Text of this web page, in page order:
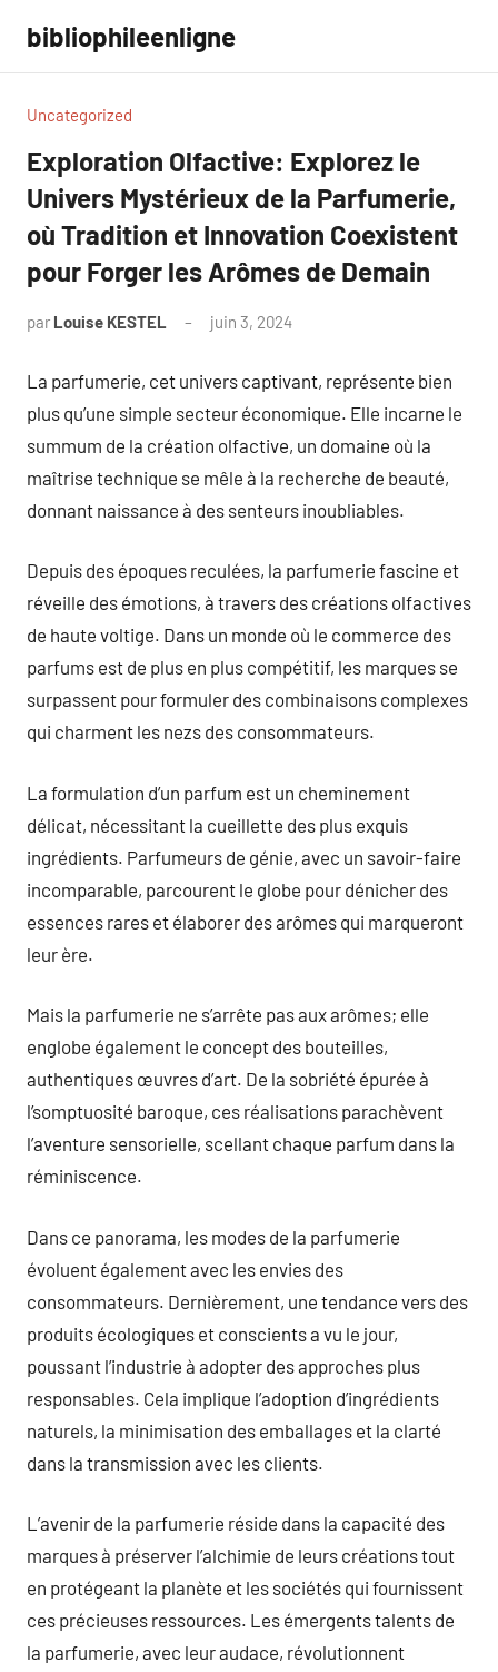
contenu
bibliophileenligne
Uncategorized
Exploration Olfactive: Explorez le
Univers Mystérieux de la Parfumerie,
où Tradition et Innovation Coexistent
pour Forger les Arômes de Demain
par Louise KESTEL juin 3, 2024
La parfumerie, cet univers captivant, représente bien
plus qu’une simple secteur économique. Elle incarne le
summum de la création olfactive, un domaine où la
maîtrise technique se mêle à la recherche de beauté,
donnant naissance à des senteurs inoubliables.
Depuis des époques reculées, la parfumerie fascine et
réveille des émotions, à travers des créations olfactives
de haute voltige. Dans un monde où le commerce des
parfums est de plus en plus compétitif, les marques se
surpassent pour formuler des combinaisons complexes
qui charment les nezs des consommateurs.
La formulation d’un parfum est un cheminement
délicat, nécessitant la cueillette des plus exquis
ingrédients. Parfumeurs de génie, avec un savoir-faire
incomparable, parcourent le globe pour dénicher des
essences rares et élaborer des arômes qui marqueront
leur ère.
Mais la parfumerie ne s’arrête pas aux arômes; elle
englobe également le concept des bouteilles,
authentiques œuvres d’art. De la sobriété épurée à
l’somptuosité baroque, ces réalisations parachèvent
l’aventure sensorielle, scellant chaque parfum dans la
réminiscence.
Dans ce panorama, les modes de la parfumerie
évoluent également avec les envies des
consommateurs. Dernièrement, une tendance vers des
produits écologiques et conscients a vu le jour,
poussant l’industrie à adopter des approches plus
responsables. Cela implique l’adoption d’ingrédients
naturels, la minimisation des emballages et la clarté
dans la transmission avec les clients.
L’avenir de la parfumerie réside dans la capacité des
marques à préserver l’alchimie de leurs créations tout
en protégeant la planète et les sociétés qui fournissent
ces précieuses ressources. Les émergents talents de
la parfumerie, avec leur audace, révolutionnent